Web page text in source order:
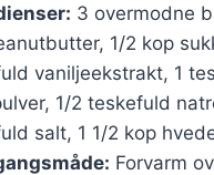
3 overmodne
1/2 kop
vaniljeekstrakt, 1
1/2 teskefuld
salt, 1 1/2 kop
Forvarm